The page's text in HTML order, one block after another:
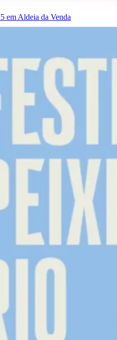
em Aldeia da Venda